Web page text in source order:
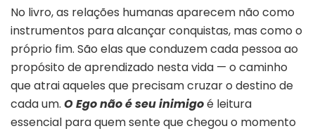
No livro, as relações humanas aparecem não como
instrumentos para alcançar conquistas, mas como o
próprio fim. São elas que conduzem cada pessoa ao
propósito de aprendizado nesta vida — o caminho
que atrai aqueles que precisam cruzar o destino de
cada um. O Ego não é seu inimigoé leitura
essencial para quem sente que chegou o momento